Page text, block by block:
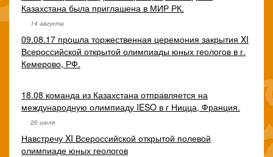
Казахстана была приглашена в МИР РК.
14 августа
09.08.17 прошла торжественная церемония закрытия XI
Всероссийской открытой олимпиады юных геологов в г.
Кемерово, РФ.
18.08 команда из Казахстана отправляется на
международную олимпиаду IESO в г Ницца, Франция.
26 июля
Навстречу XI Всероссийской открытой полевой
олимпиаде юных геологов